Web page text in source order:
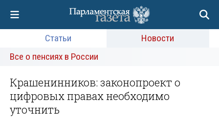
Статьи
Новости
Все о пенсиях в России
Крашенинников: законопроект о
цифровых правах необходимо
уточнить